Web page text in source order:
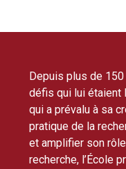
Depuis plus de
défis qui lui étaient
qui a prévalu à sa
pratique de la
et amplifier son
recherche, l’École